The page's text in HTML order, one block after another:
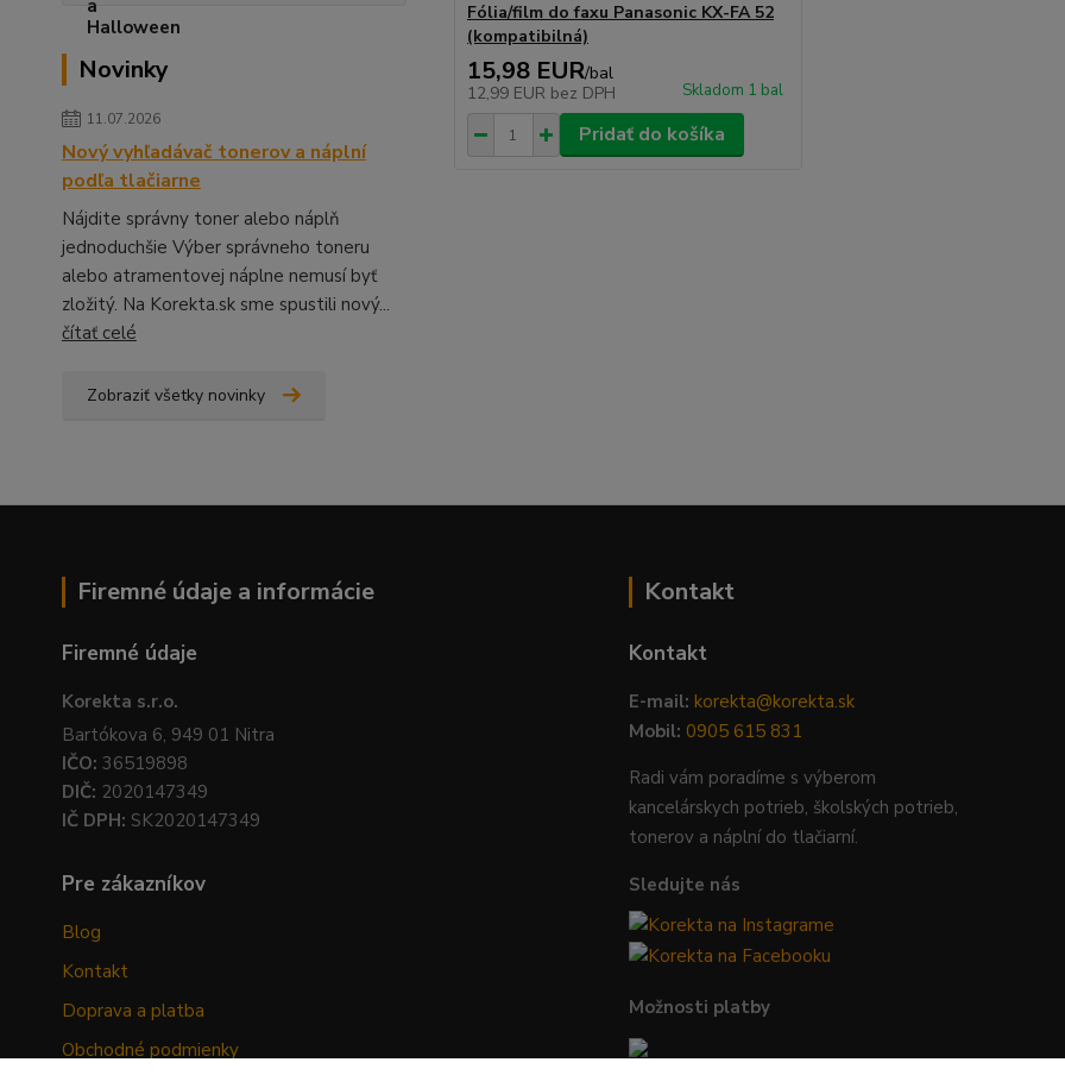
Novinky
11.07.2026
Nový vyhľadávač tonerov a náplní
podľa tlačiarne
Nájdite správny toner alebo náplň
jednoduchšie Výber správneho toneru
alebo atramentovej náplne nemusí byť
zložitý. Na Korekta.sk sme spustili nový...
čítať celé
Zobraziť všetky novinky
Fólia/film do faxu Panasonic KX-FA 52
(kompatibilná)
15,98 EUR/bal
12,99 EUR bez DPH Skladom 1 bal
Pridať do košíka
Firemné údaje a informácie
Firemné údaje
Korekta s.r.o.
Bartókova 6, 949 01 Nitra
IČO: 36519898
DIČ: 2020147349
IČ DPH: SK2020147349
Pre zákazníkov
Blog
Kontakt
Doprava a platba
Obchodné podmienky
Kontakt
Kontakt
E-mail: korekta@korekta.sk
Mobil: 0905 615 831
Radi vám poradíme s výberom
kancelárskych potrieb, školských potrieb,
tonerov a náplní do tlačiarní.
Sledujte nás
Možnosti platby